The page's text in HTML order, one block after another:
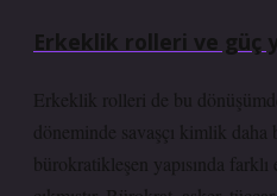
Erkeklik rolleri ve güç
Erkeklik rolleri de bu
döneminde savaşçı kimlik daha
bürokratikleşen yapısında